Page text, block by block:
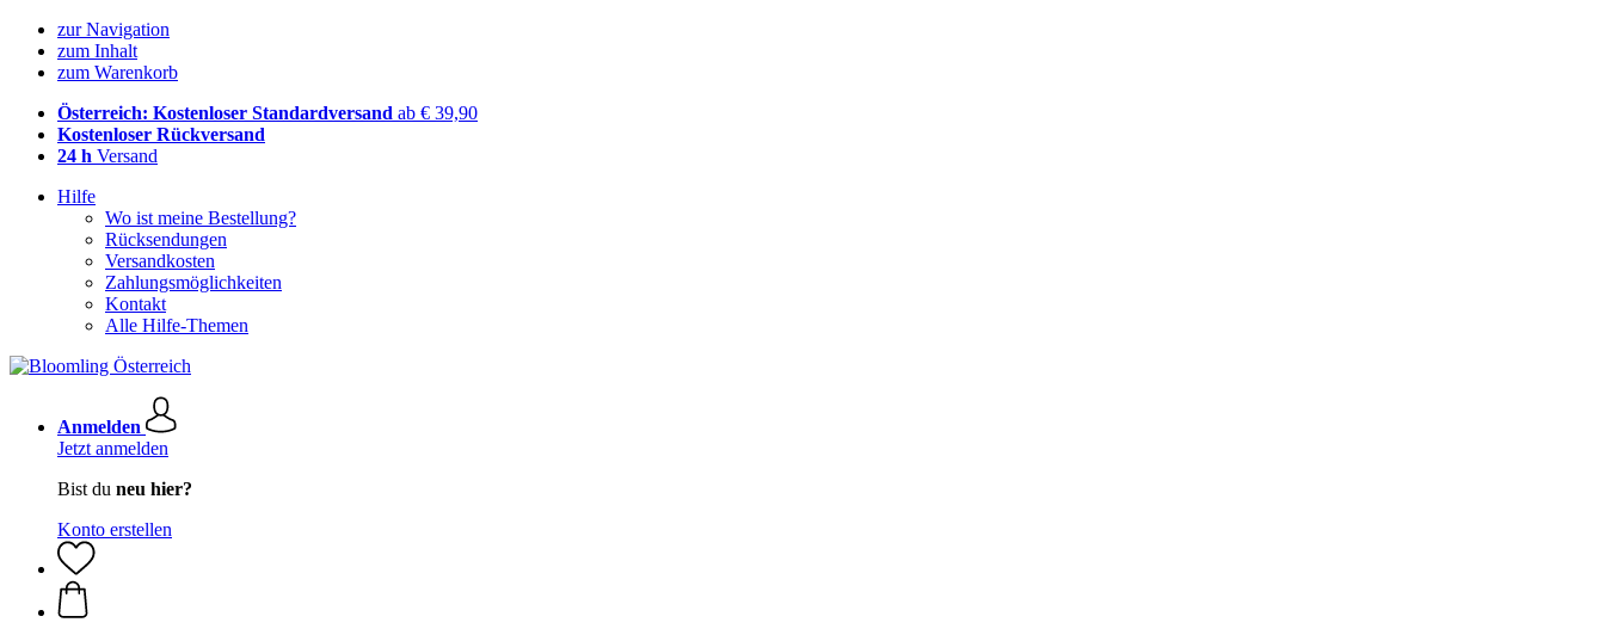
zur Navigation
zum Inhalt
zum Warenkorb
Österreich: Kostenloser Standardversand ab € 39,90
Kostenloser Rückversand
24 h Versand
Hilfe
Wo ist meine Bestellung?
Rücksendungen
Versandkosten
Zahlungsmöglichkeiten
Kontakt
Alle Hilfe-Themen
Anmelden
Jetzt anmelden
Bist du neu hier?
Konto erstellen